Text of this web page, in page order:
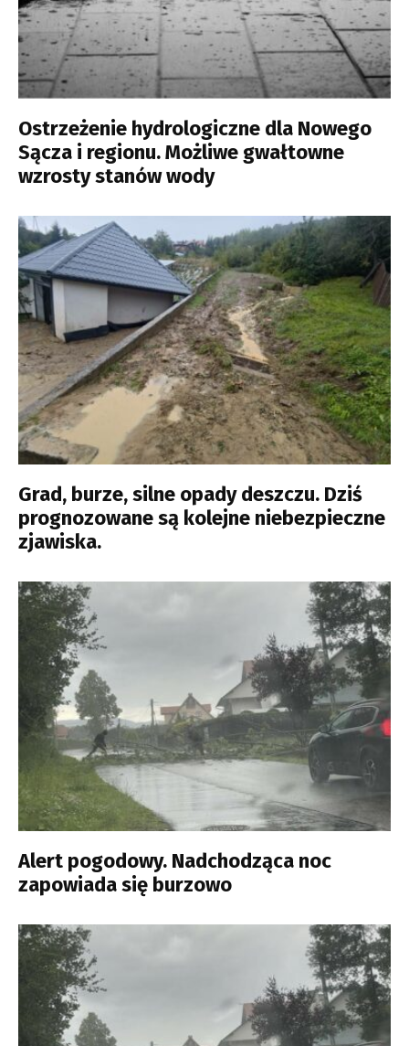
Ostrzeżenie hydrologiczne dla Nowego
Sącza i regionu. Możliwe gwałtowne
wzrosty stanów wody
Grad, burze, silne opady deszczu. Dziś
prognozowane są kolejne niebezpieczne
zjawiska.
Alert pogodowy. Nadchodząca noc
zapowiada się burzowo